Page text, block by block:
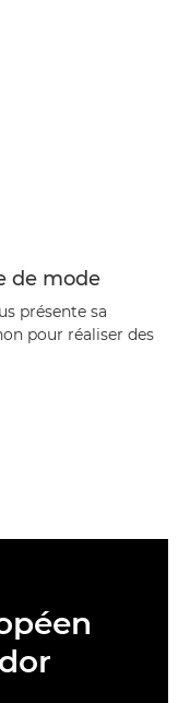
de mode
présente sa
pour réaliser des